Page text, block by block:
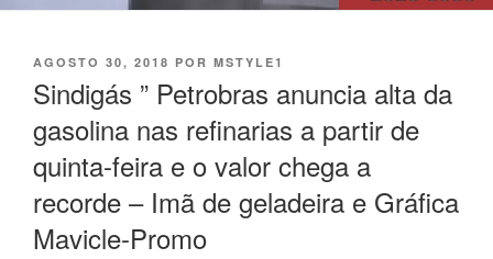
PUBLICADO
AGOSTO 30, 2018 POR MSTYLE1
Sindigás ” Petrobras anuncia alta da
gasolina nas refinarias a partir de
quinta-feira e o valor chega a
recorde – Imã de geladeira e Gráfica
Mavicle-Promo